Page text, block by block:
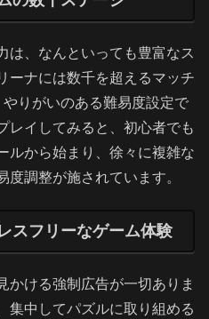
は、なんといっても豊富なス
ーナには数千を超えるマッチ
りがいのある難易度設定で
レイしてみると、初心者でも
ルから始まり、徐々に複雑な
調整が施されています。
スフリーなゲーム体験
かける強制広告が一切ありま
集中してパズルに取り組める